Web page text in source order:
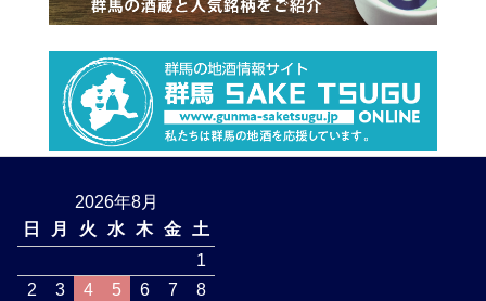
2026年8月
日
月 火 水 木 金
土
1
2
3 4 5 6 7
8